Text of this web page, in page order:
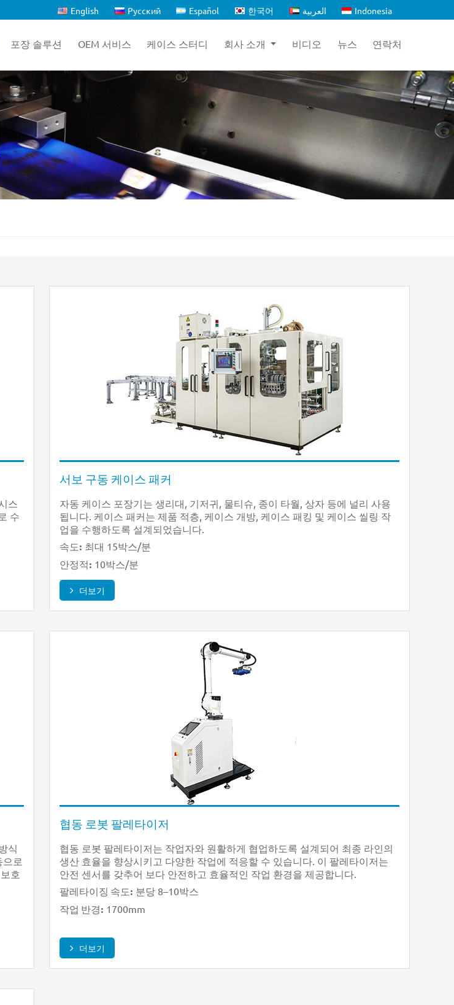
English Русский Español 한국어 العربية Indonesia
포장 솔루션 OEM 서비스 케이스 스터디 회사 소개 비디오 뉴스 연락처
스
수
서보 구동 케이스 패커
자동 케이스 포장기는 생리대, 기저귀, 물티슈, 종이 타월, 상자 등에 널리 사용
됩니다. 케이스 패커는 제품 적층, 케이스 개방, 케이스 패킹 및 케이스 씰링 작
업을 수행하도록 설계되었습니다.
속도: 최대 15박스/분
안정적: 10박스/분
더보기
식
로
호
협동 로봇 팔레타이저
협동 로봇 팔레타이저는 작업자와 원활하게 협업하도록 설계되어 최종 라인의
생산 효율을 향상시키고 다양한 작업에 적응할 수 있습니다. 이 팔레타이저는
안전 센서를 갖추어 보다 안전하고 효율적인 작업 환경을 제공합니다.
팔레타이징 속도: 분당 8–10박스
작업 반경: 1700mm
더보기